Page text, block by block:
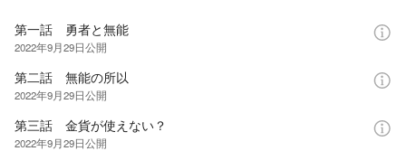
第一話 勇者と無能
2022年9月29日公開
第二話 無能の所以
2022年9月29日公開
第三話 金貨が使えない？
2022年9月29日公開